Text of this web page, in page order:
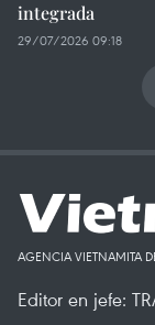
integrada
29/07/2026 09:18
AGENCIA VIETNAMITA
Editor en jefe: